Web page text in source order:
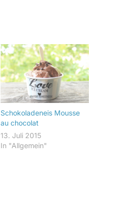
Schokoladeneis Mousse
au chocolat
13. Juli 2015
In "Allgemein"